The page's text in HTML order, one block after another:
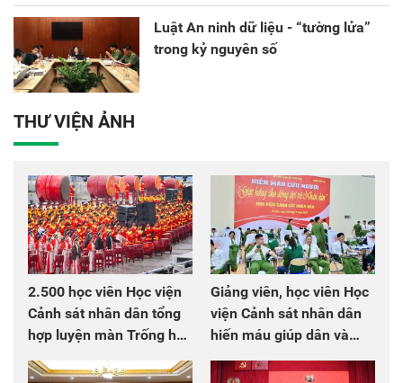
Luật An ninh dữ liệu - “tường lửa”
trong kỷ nguyên số
THƯ VIỆN ẢNH
2.500 học viên Học viện
Cảnh sát nhân dân tổng
hợp luyện màn Trống hội
Giảng viên, học viên Học
viện Cảnh sát nhân dân
hiến máu giúp dân và